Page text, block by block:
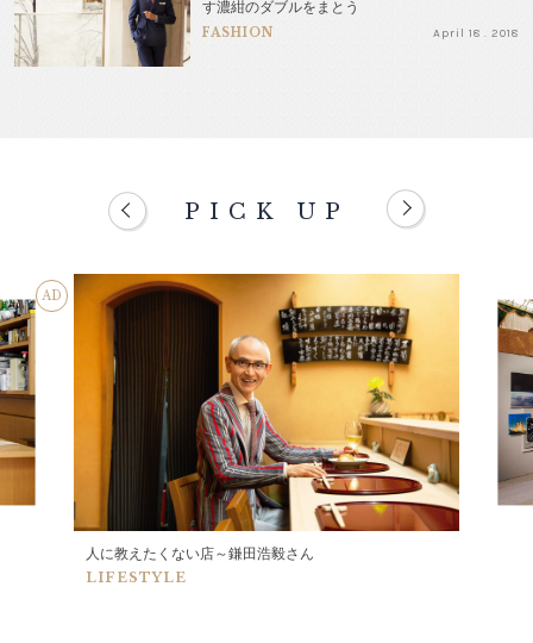
す濃紺のダブルをまとう
FASHION April 18 . 2018
PICK UP
AD
人に教えたくない店～鎌田浩毅さん
LIFESTYLE